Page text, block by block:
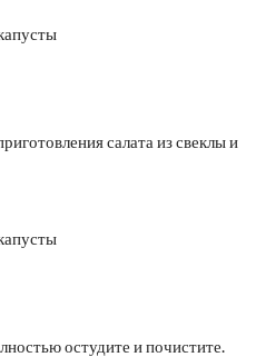
салата из свеклы и
остудите и почистите.